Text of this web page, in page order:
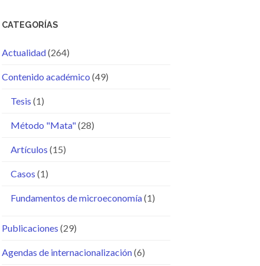
CATEGORÍAS
Actualidad(264)
Contenido académico (49)
Tesis (1)
Método "Mata"(28)
Artículos (15)
Casos (1)
Fundamentos de microeconomía(1)
Publicaciones (29)
Agendas de internacionalización(6)